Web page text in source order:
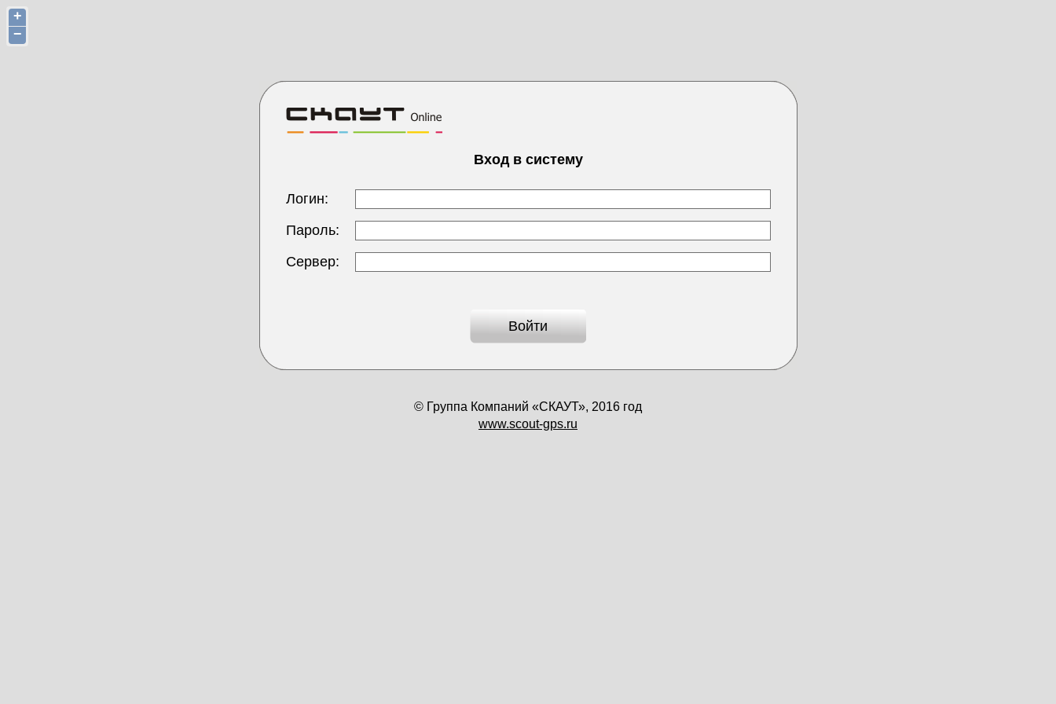
+
−
Вход в систему
Логин:
Пароль:
Сервер:
Войти
© Группа Компаний «СКАУТ», 2016 год
www.scout-gps.ru